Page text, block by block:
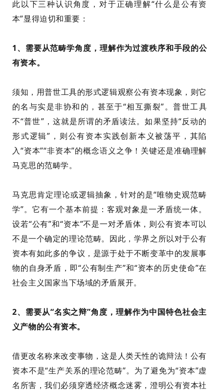
此以下三种认识角度， 对于正确理解“什么是公有资
本”显得迫切和重要：
1、 需要从范畴学角度，理解作为过渡秩序和手段的公
有资本。
须知， 用普世工具的形式逻辑观察公有资本现象，则它
的名与实是非协和的，甚至于“相互撕裂”。普世工具
不“普世”，这就是所谓的矛盾读法。如果坚持“反动的
形式逻辑”，则公有资本实践创新本义被荡平，其陷
入“资本”“非资本”的概念语义 之争！ 关键还是准确理解
马克思的范畴学。
马克思肯定理论或逻辑抽象，针对的是“唯物史观范畴
学”。它有一个基本前提：客观对象是一矛盾统一体。
设若“公有”和“资本”不是一对矛盾体，则公有资本可以
不是一个确定的理论范畴。 因此，学界之所以对于公有
资本有如此多的争议，是源于处于不断变革中的发展事
物的自身矛盾，即“公有制生产”和“资本的历史使命”在
社会主义国家当下场域的矛盾展开。
2、 需要从“名实之辩”角度，理解作为中国特色社会主
义产物的公有资本。
借更改名称来改变事物，这是人类天性的诡辩法！ 公有
资本不是“生产关系的理论范畴”。 为了避免为“资本”虚
名所害，我们必须穿透经济概念迷雾，澄明公有资本社